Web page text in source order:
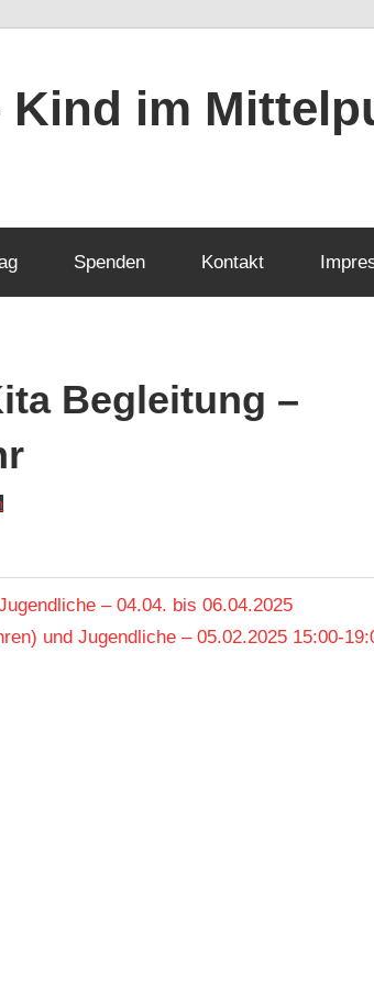
Kind im
Spenden Kontakt
Begleitung –
– 04.04. bis 06.04.2025
und Jugendliche – 05.02.2025 15:00-